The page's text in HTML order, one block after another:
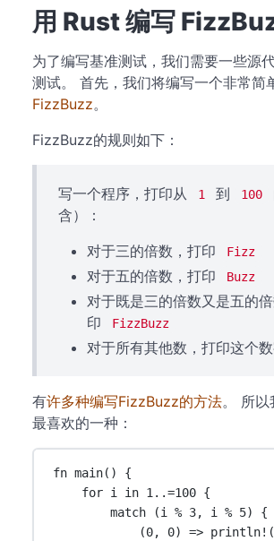
用 Rust 编写
为了编写基准测试，我们需要一些源
测试。 首先，我们将编写一个非常简
FizzBuzz。
FizzBuzz的规则如下：
写一个程序，打印从 1 到 100
含）：
对于三的倍数，打印
Fizz
对于五的倍数，打印 Buzz
对于既是三的倍数又是五的
印
FizzBuzz
对于所有其他数，打印这个
有许多种编写FizzBuzz的方法。 所
最喜欢的一种：
fn main() {
for i in 1..=100 {
match (i % 3, i % 5) {
(0, 0) => println! (